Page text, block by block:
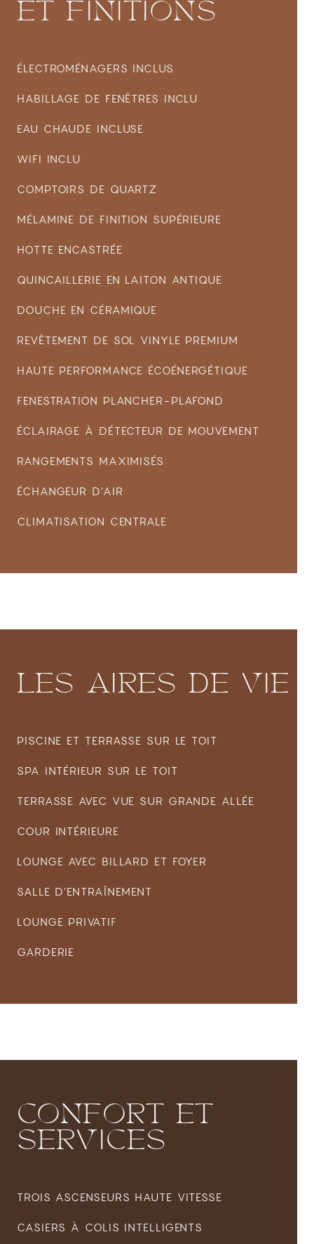
ET
FINITIONS
ÉLECTROMÉNAGERS INCLUS
HABILLAGE DE FENÊTRES INCLU
EAU CHAUDE INCLUSE
WIFI INCLU
COMPTOIRS DE QUARTZ
MÉLAMINE DE FINITION SUPÉRIEURE
HOTTE ENCASTRÉE
QUINCAILLERIE EN LAITON ANTIQUE
DOUCHE EN CÉRAMIQUE
REVÊTEMENT DE SOL VINYLE PREMIUM
HAUTE PERFORMANCE ÉCOÉNERGÉTIQUE
FENESTRATION PLANCHER-PLAFOND
ÉCLAIRAGE À DÉTECTEUR DE MOUVEMENT
RANGEMENTS MAXIMISÉS
ÉCHANGEUR D'AIR
CLIMATISATION CENTRALE
LES AIRES DE VIE
PISCINE ET TERRASSE SUR LE TOIT
SPA INTÉRIEUR SUR LE TOIT
TERRASSE AVEC VUE SUR GRANDE ALLÉE
COUR INTÉRIEURE
LOUNGE AVEC BILLARD ET FOYER
SALLE D'ENTRAÎNEMENT
LOUNGE PRIVATIF
GARDERIE
CONFORT
ET
SERVICES
TROIS ASCENSEURS HAUTE VITESSE
CASIERS À COLIS INTELLIGENTS